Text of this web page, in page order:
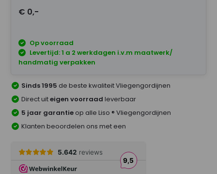
€ 0,-
Op voorraad
Levertijd: 1 a 2 werkdagen i.v.m maatwerk/
handmatig verpakken
Sinds 1995 de beste kwaliteit Vliegengordijnen
Direct uiteigen voorraad leverbaar
5 jaar garantie op alle Liso ® Vliegengordijnen
Klanten beoordelen ons met een